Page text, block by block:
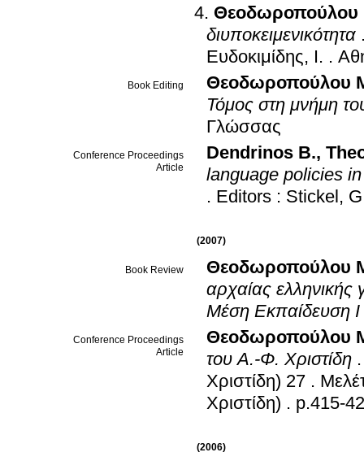
Θεοδωροπούλου
διυποκειμενικότητα
Ευδοκιμίδης, Ι. .
Book Editing
Θεοδωροπούλου
Τόμος στη μνήμη
Γλώσσας
Conference Proceedings
Article
Dendrinos B.,
language policies
. Editors : Stickel,
(2007)
Book Review
Θεοδωροπούλου
αρχαίας
Μέση Εκπαίδευση Ι
Conference Proceedings
Article
Θεοδωροπούλου
του Α.-Φ. Χριστίδη
Χριστίδη) 27 .
Χριστίδη) . p.415-
(2006)